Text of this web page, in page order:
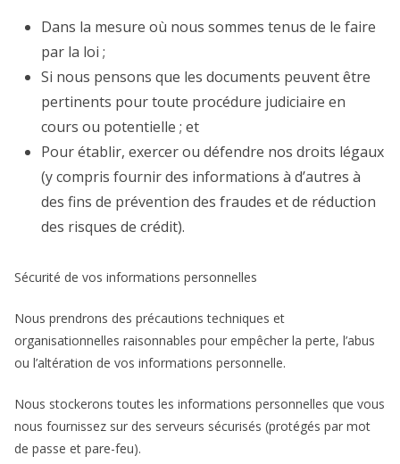
Dans la mesure où nous sommes tenus de le faire
par la loi ;
Si nous pensons que les documents peuvent être
pertinents pour toute procédure judiciaire en
cours ou potentielle ; et
Pour établir, exercer ou défendre nos droits légaux
(y compris fournir des informations à d’autres à
des fins de prévention des fraudes et de réduction
des risques de crédit).
Sécurité de vos informations personnelles
Nous prendrons des précautions techniques et
organisationnelles raisonnables pour empêcher la perte, l’abus
ou l’altération de vos informations personnelle.
Nous stockerons toutes les informations personnelles que vous
nous fournissez sur des serveurs sécurisés (protégés par mot
de passe et pare-feu).